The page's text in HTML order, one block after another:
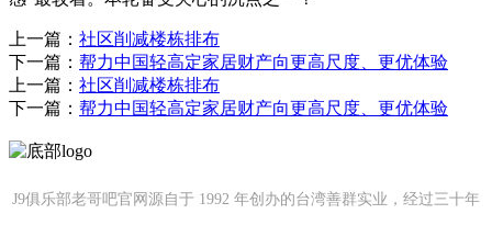
上一篇： 社区削减楼栋排布
下一篇： 帮力中国轻高定家居财产向更高尺度、更优体验
上一篇： 社区削减楼栋排布
下一篇： 帮力中国轻高定家居财产向更高尺度、更优体验
J9俱乐部老哥吧官网源自于 1992 年创办的台湾善群实业，经过三十年